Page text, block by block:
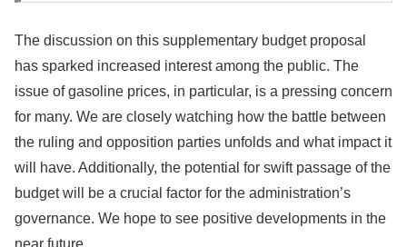
The discussion on this supplementary budget proposal
has sparked increased interest among the public. The
issue of gasoline prices, in particular, is a pressing concern
for many. We are closely watching how the battle between
the ruling and opposition parties unfolds and what impact it
will have. Additionally, the potential for swift passage of the
budget will be a crucial factor for the administration’s
governance. We hope to see positive developments in the